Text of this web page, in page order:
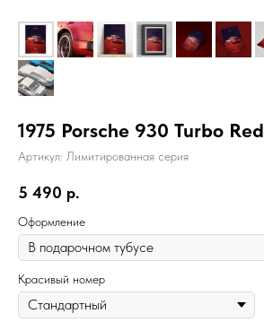
1975 Porsche 930 Turbo Red
Артикул: Лимитированная серия
5 490 р.
Оформление
Красивый номер